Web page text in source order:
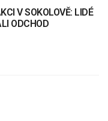
V SOKOLOVĚ: LIDÉ
ODCHOD